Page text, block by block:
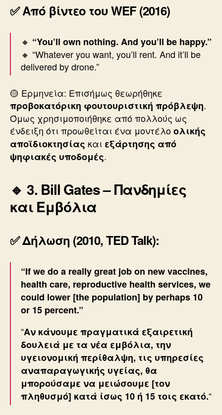
✅ Από βίντεο του WEF (2016)
🔸 “You’ll own nothing. And you’ll be happy.”
🔸 “Whatever you want, you’ll rent. And it’ll be
delivered by drone.”
🟡 Ερμηνεία: Επισήμως θεωρήθηκε
προβοκατόρικη φουτουριστική πρόβλεψη.
Όμως χρησιμοποιήθηκε από πολλούς ως
ένδειξη ότι προωθείται ένα μοντέλοολικής
αποϊδιοκτησίας και εξάρτησης από
ψηφιακές υποδομές.
🔹 3. Bill Gates – Πανδημίες
και Εμβόλια
✅ Δήλωση (2010, TED Talk):
“If we do a really great job on new vaccines,
health care, reproductive health services, we
could lower [the population] by perhaps 10
or 15 percent.”
“Αν κάνουμε πραγματικά εξαιρετική
δουλειά με τα νέα εμβόλια, την
υγειονομική περίθαλψη, τις υπηρεσίες
αναπαραγωγικής υγείας, θα
μπορούσαμε να μειώσουμε [τον
πληθυσμό] κατά ίσως 10 ή 15 τοις εκατό.“